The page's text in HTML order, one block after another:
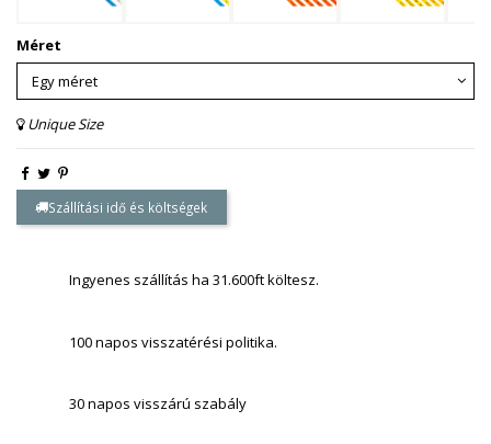
Méret
Unique Size
Szállítási idő és költségek
Ingyenes szállítás ha 31.600ft költesz.
100 napos visszatérési politika.
30 napos visszárú szabály